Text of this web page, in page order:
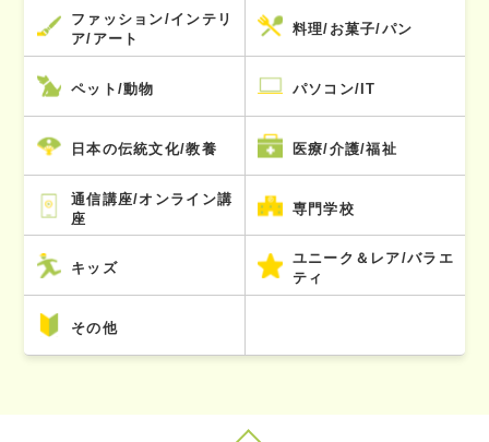
ファッション/インテリ
ア/アート
料理/お菓子/パン
ペット/動物 パソコン/IT
日本の伝統文化/教養 医療/介護/福祉
通信講座/オンライン講
座
専門学校
キッズ
ユニーク＆レア/バラエ
ティ
その他